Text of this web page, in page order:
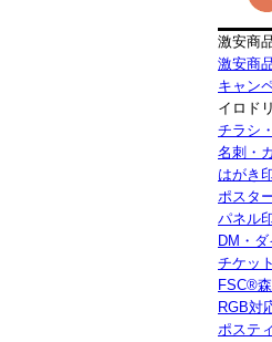
激安商
激安商
キャン
イロド
チラシ
名刺・
はがき
ポスタ
パネル
DM・
チケッ
FSC®
RGB対
ポステ